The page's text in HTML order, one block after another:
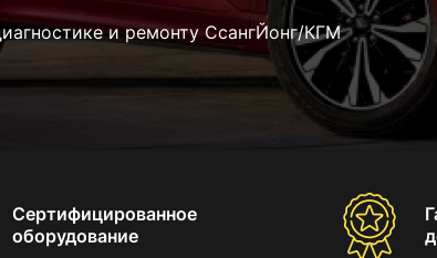
и ремонту СсангЙонг/КГМ
Сертифицированное
оборудование